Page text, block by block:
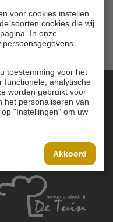
voor cookies instellen.
soorten cookies die wij
In onze
persoonsgegevens
toestemming voor het
functionele, analytische
worden gebruikt voor
het personaliseren van
"Instellingen" om uw
Akkoord